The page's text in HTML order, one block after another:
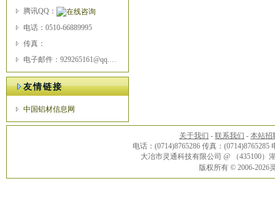
腾讯QQ：
电话：0510-66889995
传真：
电子邮件：929265161@qq.com
友情链接
中国铝材信息网
关于我们 - 联系我们 - 本站招
电话：(0714)8765286 传真：(0714)8765285
大冶市灵通科技有限公司 @ （435100
版权所有 © 2006-2026